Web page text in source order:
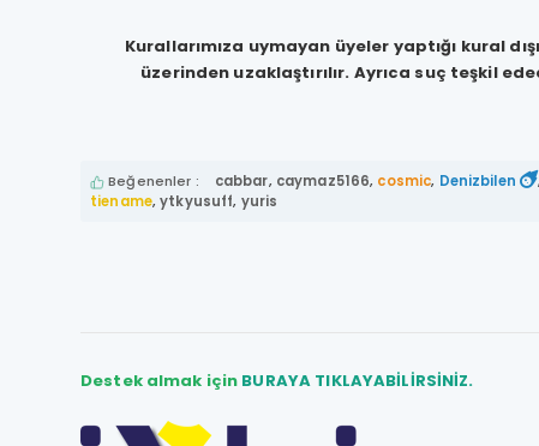
Kurallarımıza uymayan üyeler yaptığı kural
üzerinden uzaklaştırılır. Ayrıca suç teşkil
Beğenenler : cabbar, caymaz5166, cosmic, Denizbilen ,
tiename,ytkyusuff, yuris
Destek almak için BURAYA TIKLAYABİLİRSİNİZ.